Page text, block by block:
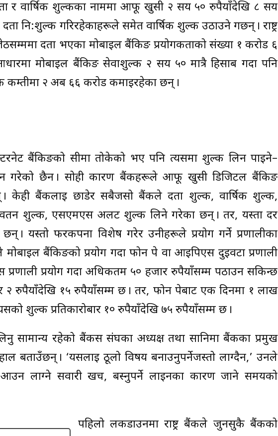
र वार्षिक शुल्कका नाममा आफू खुसी २ सय ५० रुपैयाँदेखि ८ सय
नि:शुल्क गरिरहेकाहरूले समेत वार्षिक शुल्क उठाउने गर्छन् । राष्ट्र
दर्ता भएका मोबाइल बैंकिङ प्रयोगकर्ताको संख्या १ करोड ६
मोबाइल बैंकिङ सेवाशुल्क २ सय ५० मात्रै हिसाब गर्दा पनि
कम्तीमा २ अर्ब ६६ करोड कमाइरहेका छन् ।
बैंकिङको सीमा तोकेको भए पनि त्यसमा शुल्क लिन पाइने–
गरेको छैन । सोही कारण बैंकहरूले आफू खुसी डिजिटल बैंकिङ
केही बैंकलाई छाडेर सबैजसो बैंकले दर्ता शुल्क, वार्षिक शुल्क,
शुल्क, एसएमएस अलर्ट शुल्क लिने गरेका छन् । तर, यस्ता दर
। यस्तो फरकपना विशेष गरेर उनीहरूले प्रयोग गर्ने प्रणालीका
बैंकिङको प्रयोग गर्दा फोन पे वा आइपिएस दुईवटा प्रणाली
प्रणाली प्रयोग गर्दा अधिकतम ५० हजार रुपैयाँसम्म पठाउन सकिन्छ
२ रुपैयाँदेखि १५ रुपैयाँसम्म छ । तर, फोन पेबाट एक दिनमा १ लाख
शुल्क प्रतिकारोबार १० रुपैयाँदेखि ७५ रुपैयाँसम्म छ ।
सामान्य रहेको बैंकर्स संघका अध्यक्ष तथा सानिमा बैंकका प्रमुख
बताउँछन् । ‘यसलाई ठूलो विषय बनाउनुपर्नेजस्तो लाग्दैन,’ उनले
लाग्ने सवारी खर्च, बस्नुपर्ने लाइनका कारण जाने समयको
पहिलो लकडाउनमा राष्ट्र बैंकले जुनसुकै बैंकको